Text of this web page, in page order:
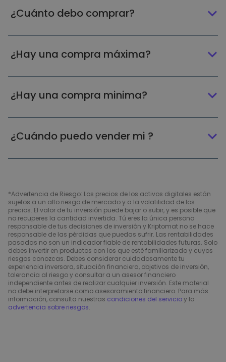
¿Cuánto debo comprar?
¿Hay una compra máxima?
¿Hay una compra minima?
¿Cuándo puedo vender mi ?
*Advertencia de Riesgo: Los precios de los activos digitales están
sujetos a un alto riesgo de mercado y a la volatilidad de los
precios. El valor de tu inversión puede bajar o subir, y es posible que
no recuperes la cantidad invertida. Tú eres la única persona
responsable de tus decisiones de inversión y Kriptomat no se hace
responsable de las pérdidas que puedas sufrir. Las rentabilidades
pasadas no son un indicador fiable de rentabilidades futuras. Solo
debes invertir en productos con los que esté familiarizado y cuyos
riesgos conozcas. Debes considerar cuidadosamente tu
experiencia inversora, situación financiera, objetivos de inversión,
tolerancia al riesgo y consultar a un asesor financiero
independiente antes de realizar cualquier inversión. Este material
no debe interpretarse como asesoramiento financiero. Para más
información, consulta nuestras condiciones del servicioy la
advertencia sobre riesgos.